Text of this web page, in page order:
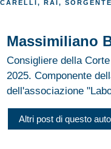
, RAI,
Massimiliano
Consigliere della
2025. Componente
dell'associazione
Altri post di questo